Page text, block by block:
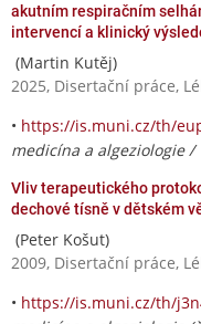
akutním respiračním
intervencí a klinický
(Martin Kutěj)
2025, Disertační práce,
• https://is.muni.cz/th/
medicína a algeziologie /
Vliv terapeutického
dechové tísně v dětském
(Peter Košut)
2009, Disertační práce,
• https://is.muni.cz/th/